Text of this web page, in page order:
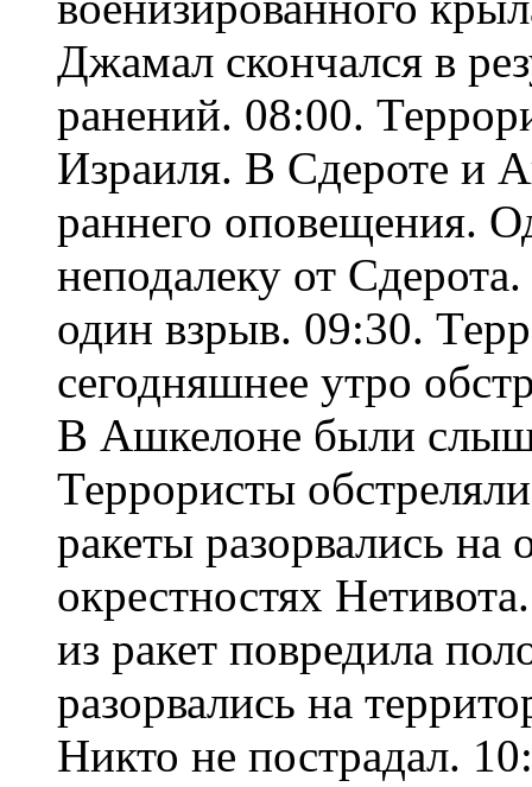
Джамал скончался в
ранений. 08:00.
Израиля. В Сдероте и
раннего оповещения.
неподалеку от
один взрыв. 09:30.
сегодняшнее утро
В Ашкелоне были
Террористы
ракеты разорвались на
окрестностях
из ракет повредила
разорвались на
Никто не пострадал.